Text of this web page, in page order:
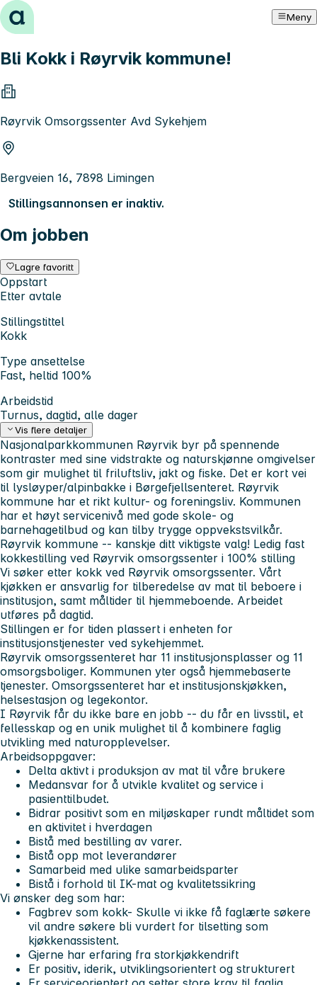
Hopp til innhold Meny
Bli Kokk i Røyrvik kommune!
Røyrvik Omsorgssenter Avd Sykehjem
Bergveien 16, 7898 Limingen
Stillingsannonsen er inaktiv.
Om jobben
Lagre favoritt
Oppstart
Etter avtale
Stillingstittel
Kokk
Type ansettelse
Fast, heltid 100%
Arbeidstid
Turnus, dagtid, alle dager
Vis flere detaljer
Nasjonalparkkommunen Røyrvik byr på spennende
kontraster med sine vidstrakte og naturskjønne omgivelser
som gir mulighet til friluftsliv, jakt og fiske. Det er kort vei
til lysløyper/alpinbakke i Børgefjellsenteret. Røyrvik
kommune har et rikt kultur- og foreningsliv. Kommunen
har et høyt servicenivå med gode skole- og
barnehagetilbud og kan tilby trygge oppvekstsvilkår.
Røyrvik kommune -- kanskje ditt viktigste valg! Ledig fast
kokkestilling ved Røyrvik omsorgssenter i 100% stilling
Vi søker etter kokk ved Røyrvik omsorgssenter. Vårt
kjøkken er ansvarlig for tilberedelse av mat til beboere i
institusjon, samt måltider til hjemmeboende. Arbeidet
utføres på dagtid.
Stillingen er for tiden plassert i enheten for
institusjonstjenester ved sykehjemmet.
Røyrvik omsorgssenteret har 11 institusjonsplasser og 11
omsorgsboliger. Kommunen yter også hjemmebaserte
tjenester. Omsorgssenteret har et institusjonskjøkken,
helsestasjon og legekontor.
I Røyrvik får du ikke bare en jobb -- du får en livsstil, et
fellesskap og en unik mulighet til å kombinere faglig
utvikling med naturopplevelser.
Arbeidsoppgaver:
Delta aktivt i produksjon av mat til våre brukere
Medansvar for å utvikle kvalitet og service i
pasienttilbudet.
Bidrar positivt som en miljøskaper rundt måltidet som
en aktivitet i hverdagen
Bistå med bestilling av varer.
Bistå opp mot leverandører
Samarbeid med ulike samarbeidsparter
Bistå i forhold til IK-mat og kvalitetssikring
Vi ønsker deg som har:
Fagbrev som kokk- Skulle vi ikke få faglærte søkere
vil andre søkere bli vurdert for tilsetting som
kjøkkenassistent.
Gjerne har erfaring fra storkjøkkendrift
Er positiv, iderik, utviklingsorientert og strukturert